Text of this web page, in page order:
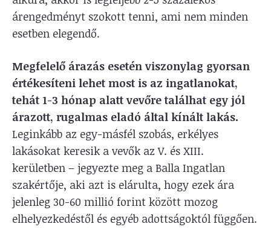
árengedményt szokott tenni, ami nem minden
esetben elegendő.
Megfelelő árazás esetén viszonylag gyorsan
értékesíteni lehet most is az ingatlanokat,
tehát 1-3 hónap alatt vevőre találhat egy jól
árazott, rugalmas eladó által kínált lakás.
Leginkább az egy-másfél szobás, erkélyes
lakásokat keresik a vevők az V. és XIII.
kerületben – jegyezte meg a Balla Ingatlan
szakértője, aki azt is elárulta, hogy ezek ára
jelenleg 30-60 millió forint között mozog
elhelyezkedéstől és egyéb adottságoktól függően.